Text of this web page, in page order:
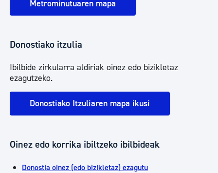
Metrominutuaren mapa
Donostiako itzulia
Ibilbide zirkularra aldiriak oinez edo bizikletaz
ezagutzeko.
Donostiako Itzuliaren mapa ikusi
Oinez edo korrika ibiltzeko ibilbideak
Donostia oinez (edo bizikletaz) ezagutu